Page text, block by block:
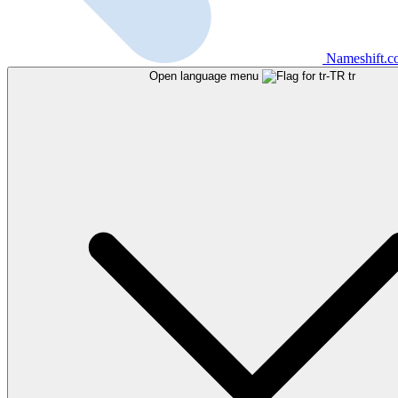
Open language menu tr